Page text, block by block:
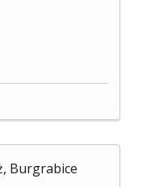
Burgrabice